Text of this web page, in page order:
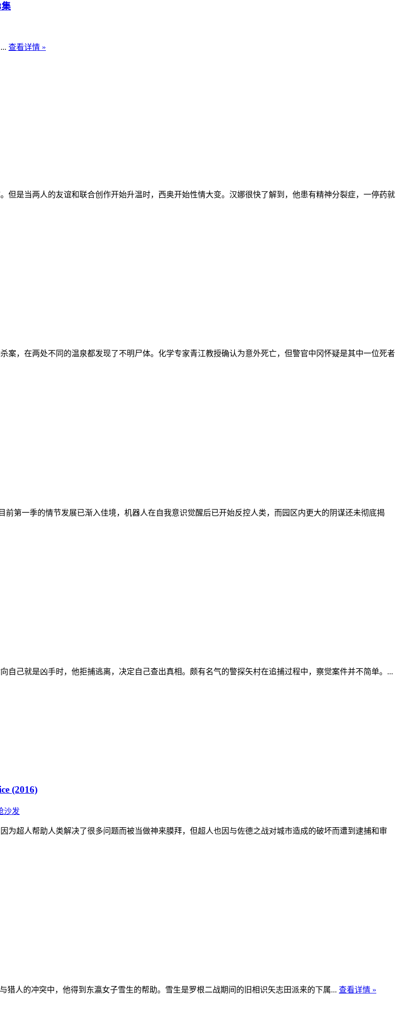
查看详情 »
但是当两人的友谊和联合创作开始升温时，西奥开始性情大变。汉娜很快了解到，他患有精神分裂症，一停药就
案，在两处不同的温泉都发现了不明尸体。化学专家青江教授确认为意外死亡，但警官中冈怀疑是其中一位死者
第一季的情节发展已渐入佳境，机器人在自我意识觉醒后已开始反控人类，而园区内更大的阴谋还未彻底揭
自己就是凶手时，他拒捕逃离，决定自己查出真相。颇有名气的警探矢村在追捕过程中，察觉案件并不简单。...
(2016)
沙发
为超人帮助人类解决了很多问题而被当做神来膜拜，但超人也因与佐德之战对城市造成的破坏而遭到逮捕和审
猎人的冲突中，他得到东瀛女子雪生的帮助。雪生是罗根二战期间的旧相识矢志田派来的下属... 查看详情 »